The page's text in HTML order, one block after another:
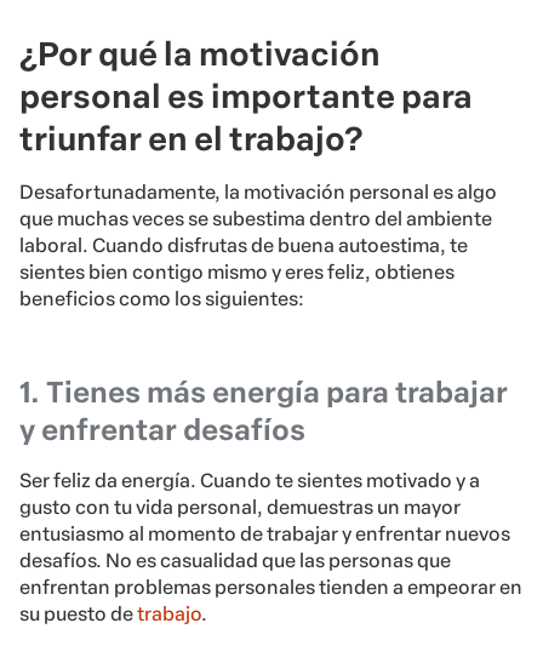
¿Por qué la motivación
personal es importante para
triunfar en el trabajo?
Desafortunadamente, la motivación personal es algo
que muchas veces se subestima dentro del ambiente
laboral. Cuando disfrutas de buena autoestima, te
sientes bien contigo mismo y eres feliz, obtienes
beneficios como los siguientes:
1. Tienes más energía para trabajar
y enfrentar desafíos
Ser feliz da energía. Cuando te sientes motivado y a
gusto con tu vida personal, demuestras un mayor
entusiasmo al momento de trabajar y enfrentar nuevos
desafíos. No es casualidad que las personas que
enfrentan problemas personales tienden a empeorar en
su puesto detrabajo.